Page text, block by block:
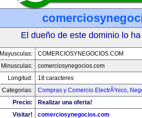
El dueño de este dominio lo
Mayusculas:
COMERCIOSYNEGOCIOS.COM
Minusculas:
comerciosynegocios.com
Longitud:
18 caracteres
Categorias:
Compras y Comercio ElectrÃ³nico,
Precio:
Realizar una oferta!
Visitar!
comerciosynegocios.com